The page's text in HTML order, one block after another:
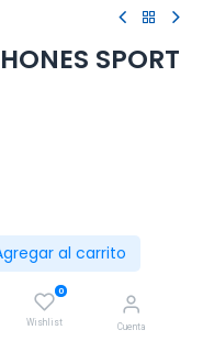
al carrito
0
Wishlist Cuenta
SPORT
Comprar
ahora